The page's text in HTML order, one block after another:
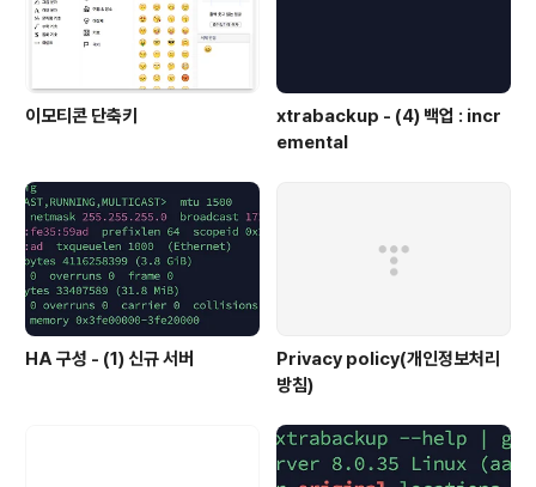
이모티콘 단축키
xtrabackup - (4) 백업 : incr
emental
HA 구성 - (1) 신규 서버
Privacy policy(개인정보처리
방침)